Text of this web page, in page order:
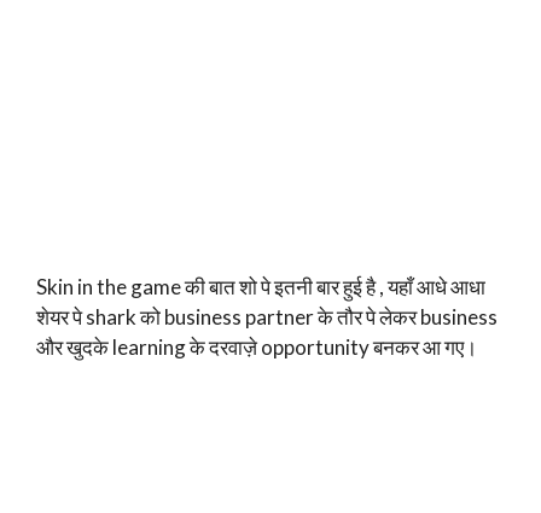
Skin in the game की बात शो पे इतनी बार हुई है , यहाँ आधे आधा
शेयर पे shark को business partner के तौर पे लेकर business
और खुदके learning के दरवाज़े opportunity बनकर आ गए।